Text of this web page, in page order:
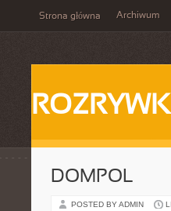
Strona główna Archiwum
DOMPOL
POSTED BY ADMIN